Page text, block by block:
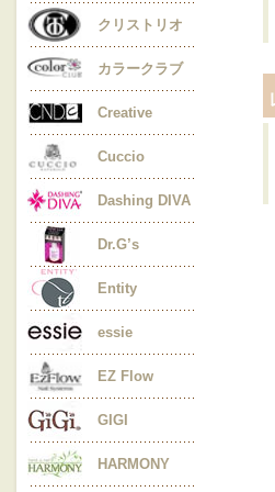
クリストリオ
カラークラブ
Creative
Cuccio
Dashing DIVA
Dr.G’s
Entity
essie
EZ Flow
GIGI
HARMONY